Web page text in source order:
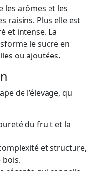
les arômes et les
raisins. Plus elle est
et intense. La
le sucre en
ou ajoutées.
de l’élevage, qui
du fruit et la
et structure,
bois.